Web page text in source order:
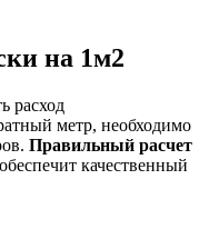
на 1м2
расход
метр, необходимо
Правильный расчет
качественный